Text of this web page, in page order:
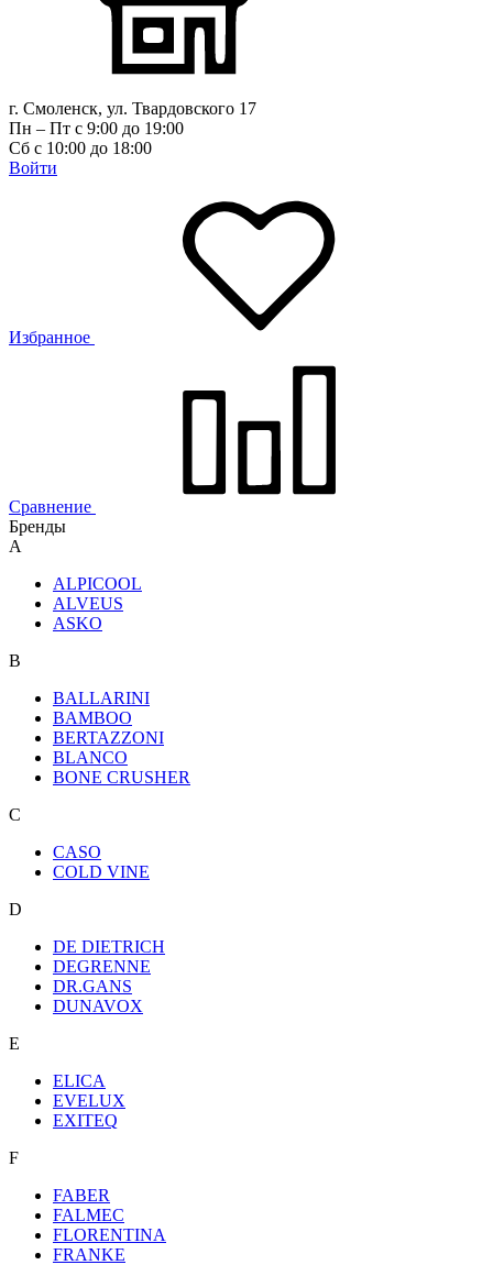
г. Смоленск, ул. Твардовского 17
Пн – Пт с 9:00 до 19:00
Сб с 10:00 до 18:00
Войти
Избранное
Сравнение
Бренды
A
ALPICOOL
ALVEUS
ASKO
B
BALLARINI
BAMBOO
BERTAZZONI
BLANCO
BONE CRUSHER
C
CASO
COLD VINE
D
DE DIETRICH
DEGRENNE
DR.GANS
DUNAVOX
E
ELICA
EVELUX
EXITEQ
F
FABER
FALMEC
FLORENTINA
FRANKE